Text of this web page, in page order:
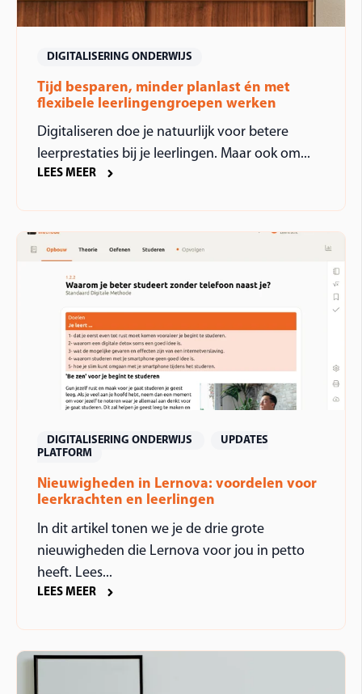
DIGITALISERING ONDERWIJS
Tijd besparen, minder planlast én met
flexibele leerlingengroepen werken
Digitaliseren doe je natuurlijk voor betere
leerprestaties bij je leerlingen. Maar ook om...
LEES MEER
DIGITALISERING ONDERWIJS
UPDATES
PLATFORM
Nieuwigheden in Lernova: voordelen voor
leerkrachten en leerlingen
In dit artikel tonen we je de drie grote
nieuwigheden die Lernova voor jou in petto
heeft. Lees...
LEES MEER